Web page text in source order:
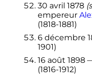
30 avril 1878
empereur
(1818-1881)
6 décembre
1901)
16 août 1898—
(1816-1912)